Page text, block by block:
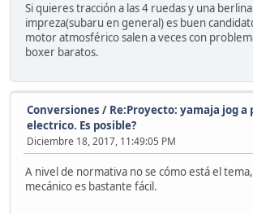
Si quieres tracción a las 4 ruedas y una
impreza(subaru en general) es buen
motor atmosférico salen a veces con
boxer baratos.
Conversiones / Re:Proyecto: yamaja jog
electrico. Es posible?
Diciembre 18, 2017, 11:49:05 PM
A nivel de normativa no se cómo está el
mecánico es bastante fácil.